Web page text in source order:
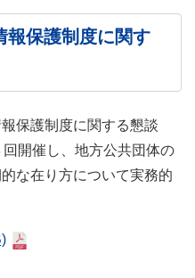
報保護制度に関す
保護制度に関する懇談
開催し、地方公共団体の
な在り方について実務的